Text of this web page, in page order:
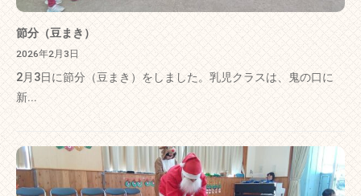
節分（豆まき）
2026年2月3日
2月3日に節分（豆まき）をしました。乳児クラスは、鬼の口に
新...